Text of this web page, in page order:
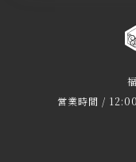
営業時間 /